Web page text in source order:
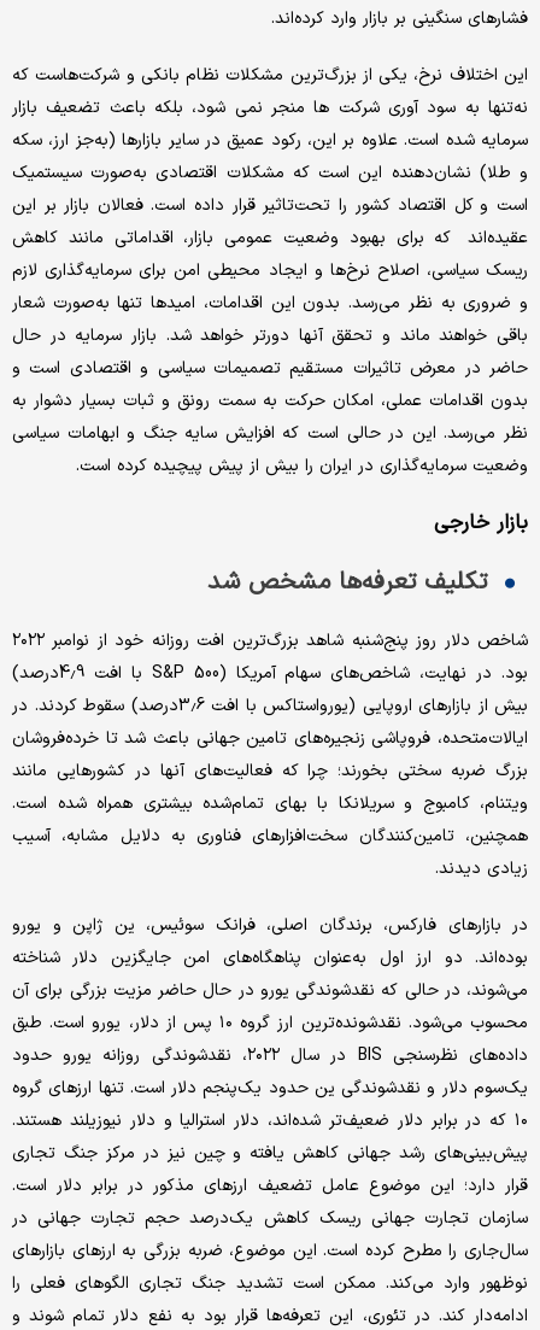
فشارهای سنگینی بر بازار وارد کرده‌‌‌اند.
این اختلاف نرخ، یکی از بزرگ‌ترین مشکلات نظام بانکی و شرکت‌هاست که
نه‌‌‌تنها به سود آوری شرکت ها منجر نمی شود، بلکه باعث تضعیف بازار
سرمایه شده است. علاوه بر این، رکود عمیق در سایر بازارها (به‌‌‌جز ارز، سکه
و طلا) نشان‌‌‌دهنده این است که مشکلات اقتصادی به‌‌‌صورت سیستمیک
است و کل اقتصاد کشور را تحت‌تاثیر قرار داده است. فعالان بازار بر این
عقیده‌‌‌اند که برای بهبود وضعیت عمومی بازار، اقداماتی مانند کاهش
ریسک سیاسی، اصلاح نرخ‌ها و ایجاد محیطی امن برای سرمایه‌گذاری لازم
و ضروری به نظر می‌رسد. بدون این اقدامات، امیدها تنها به‌‌‌صورت شعار
باقی خواهند ماند و تحقق آنها دورتر خواهد شد. بازار سرمایه در حال
حاضر در معرض تاثیرات مستقیم تصمیمات سیاسی و اقتصادی است و
بدون اقدامات عملی، امکان حرکت به سمت رونق و ثبات بسیار دشوار به
نظر می‌‌‌رسد. این در حالی است که افزایش سایه جنگ و ابهامات سیاسی
وضعیت سرمایه‌گذاری در ایران را بیش از پیش پیچیده کرده است.
بازار خارجی
تکلیف تعرفه‌ها مشخص شد
شاخص دلار روز پنج‌شنبه شاهد بزرگ‌ترین افت روزانه خود از نوامبر ۲۰۲۲
بود. در نهایت، شاخص‌‌‌های سهام آمریکا (S&P 500 با افت 4.9درصد)
بیش از بازارهای اروپایی (یورواستاکس با افت 3.6درصد) سقوط کردند. در
ایالات‌متحده، فروپاشی زنجیره‌‌‌های تامین جهانی باعث شد تا خرده‌‌‌فروشان
بزرگ ضربه سختی بخورند؛ چرا که فعالیت‌‌‌های آنها در کشورهایی مانند
ویتنام، کامبوج و سریلانکا با بهای تمام‌شده بیشتری همراه شده است.
همچنین، تامین‌‌‌کنندگان سخت‌‌‌افزارهای فناوری به دلایل مشابه، آسیب
زیادی دیدند.
در بازارهای فارکس، برندگان اصلی، فرانک سوئیس، ین ژاپن و یورو
بوده‌‌‌اند. دو ارز اول به‌عنوان پناهگاه‌‌‌های امن جایگزین دلار شناخته
می‌‌‌شوند، در حالی که نقدشوندگی یورو در حال حاضر مزیت بزرگی برای آن
محسوب می‌شود. نقدشونده‌‌‌ترین ارز گروه ۱۰ پس از دلار، یورو است. طبق
داده‌‌‌های نظرسنجی BIS در سال ۲۰۲۲، نقدشوندگی روزانه یورو حدود
یک‌‌‌سوم دلار و نقدشوندگی ین حدود یک‌‌‌پنجم دلار است. تنها ارزهای گروه
۱۰ که در برابر دلار ضعیف‌‌‌تر شده‌‌‌اند، دلار استرالیا و دلار نیوزیلند هستند.
پیش‌بینی‌‌‌های رشد جهانی کاهش یافته و چین نیز در مرکز جنگ تجاری
قرار دارد؛ این موضوع عامل تضعیف ارزهای مذکور در برابر دلار است.
سازمان تجارت جهانی ریسک کاهش یک‌درصد حجم تجارت جهانی در
سال‌جاری را مطرح کرده است. این موضوع، ضربه بزرگی به ارزهای بازارهای
نوظهور وارد می‌کند. ممکن است تشدید جنگ تجاری الگوهای فعلی را
ادامه‌‌‌دار کند. در تئوری، این تعرفه‌‌‌ها قرار بود به نفع دلار تمام شوند و